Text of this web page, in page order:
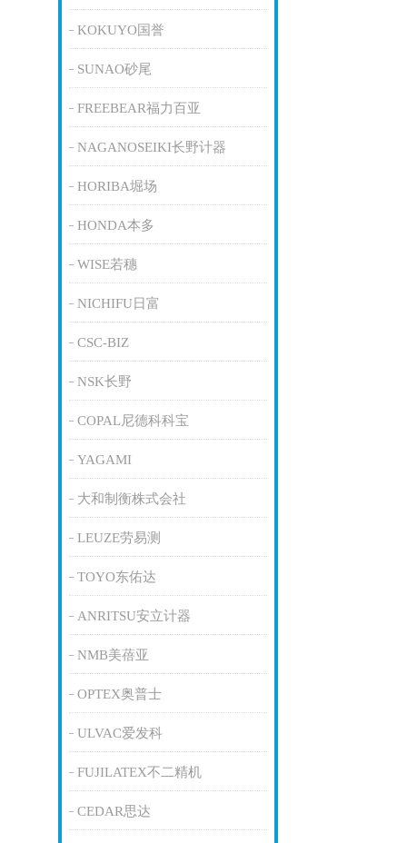
KOKUYO国誉
SUNAO砂尾
FREEBEAR福力百亚
NAGANOSEIKI长野计器
HORIBA堀场
HONDA本多
WISE若穗
NICHIFU日富
CSC-BIZ
NSK长野
COPAL尼德科科宝
YAGAMI
大和制衡株式会社
LEUZE劳易测
TOYO东佑达
ANRITSU安立计器
NMB美蓓亚
OPTEX奥普士
ULVAC爱发科
FUJILATEX不二精机
CEDAR思达